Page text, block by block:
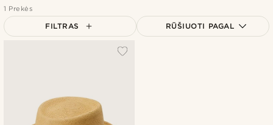
1 Prekės
FILTRAS RŪŠIUOTI PAGAL